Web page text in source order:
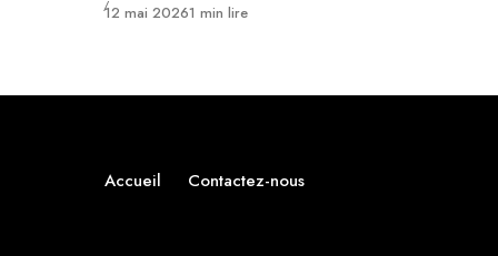
Publié
12 mai 20261 min lire
Accueil Contactez-nous